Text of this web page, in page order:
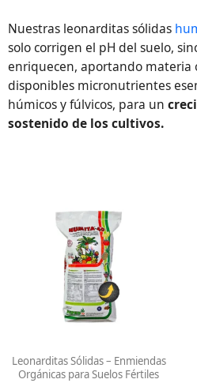
Nuestras leonarditas sólidas
solo corrigen el pH del suelo,
enriquecen, aportando materia
disponibles micronutrientes
húmicos y fúlvicos, para un
sostenido de los cultivos.
Leonarditas Sólidas – Enmiendas
Orgánicas para Suelos Fértiles